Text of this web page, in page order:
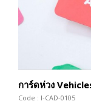
การ์ดห่วง
Code : I-CAD-0105